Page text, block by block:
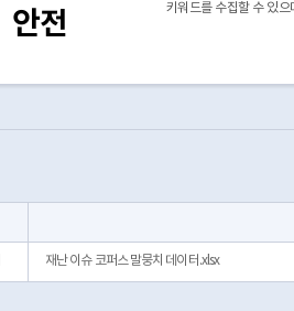
안전
키워드를 수집할 수 있
재난 이슈 코퍼스 말뭉치 데이터.xlsx